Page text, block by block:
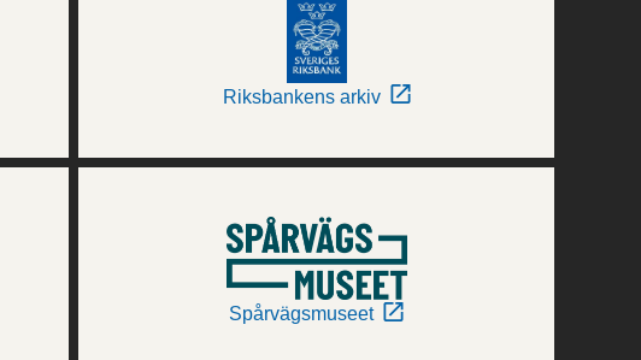
Riksbankens arkiv
Spårvägsmuseet